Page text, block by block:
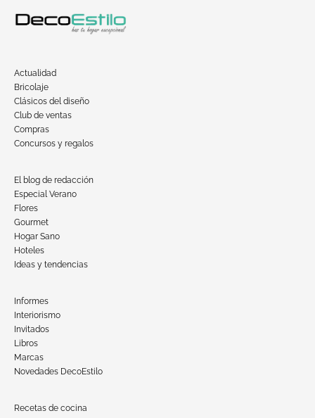
Actualidad
Bricolaje
Clásicos del diseño
Club de ventas
Compras
Concursos y regalos
El blog de redacción
Especial Verano
Flores
Gourmet
Hogar Sano
Hoteles
Ideas y tendencias
Informes
Interiorismo
Invitados
Libros
Marcas
Novedades DecoEstilo
Recetas de cocina